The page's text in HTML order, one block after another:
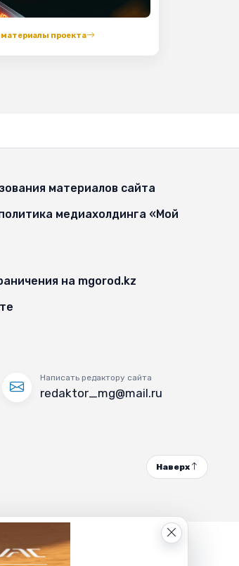
материалы проекта
материалов сайта
медиахолдинга «Мой
на mgorod.kz
Написать редактору сайта
redaktor_mg@mail.ru
Наверх